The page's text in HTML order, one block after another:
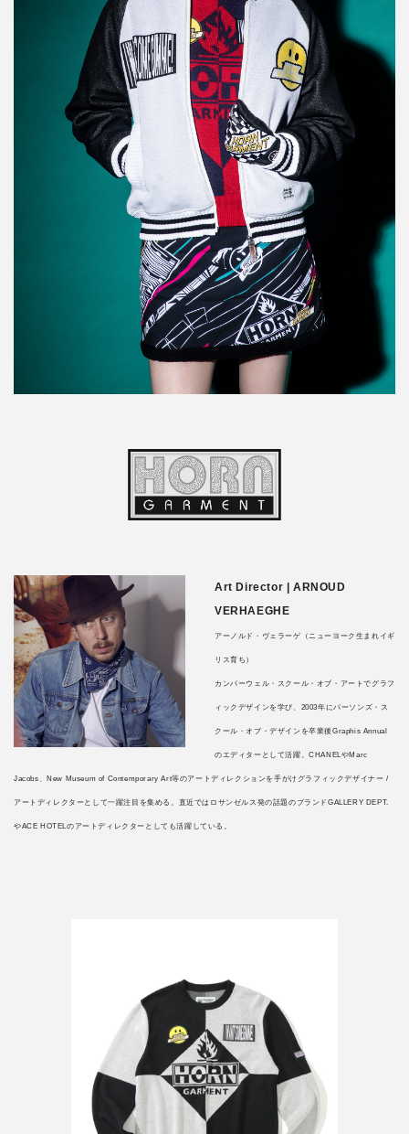
Art Director | ARNOUD
VERHAEGHE
アーノルド・ヴェラーゲ（ニューヨーク生まれイギ
リス育ち）
カンバーウェル・スクール・オブ・アートでグラフ
ィックデザインを学び、2003年にパーソンズ・ス
クール・オブ・デザインを卒業後Graphis Annual
のエディターとして活躍。CHANELやMarc
Jacobs、New Museum of Contemporary Art等のアートディレクションを手がけグラフィックデザイナー /
アートディレクターとして一躍注目を集める。直近ではロサンゼルス発の話題のブランドGALLERY DEPT.
やACE HOTELのアートディレクターとしても活躍している。